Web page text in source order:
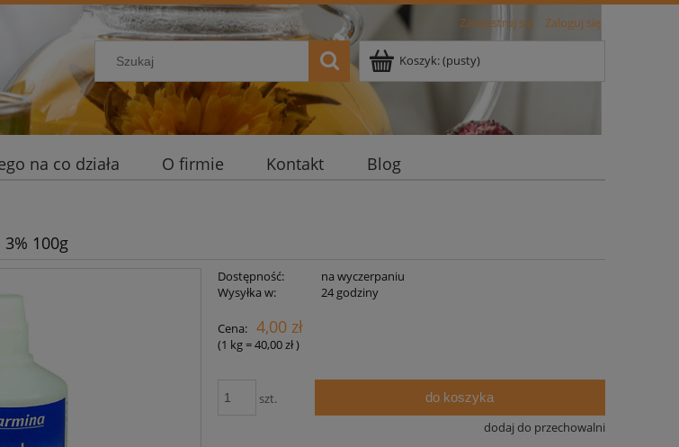
Zarejestruj się Zaloguj się
Koszyk:(pusty)
na co działa O firmie Kontakt Blog
100g
Dostępność:
na wyczerpaniu
Wysyłka w:
24 godziny
Cena: 4,00 zł
(1 kg=40,00 zł)
szt. do koszyka
dodaj do przechowalni